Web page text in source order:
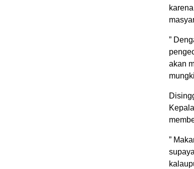
”
akan
”